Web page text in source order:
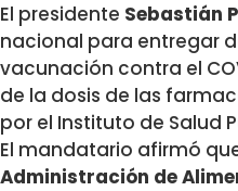
El presidente Sebastián
nacional para entregar
vacunación contra el
de la dosis de las
por el Instituto de Salud
El mandatario afirmó
Administración de